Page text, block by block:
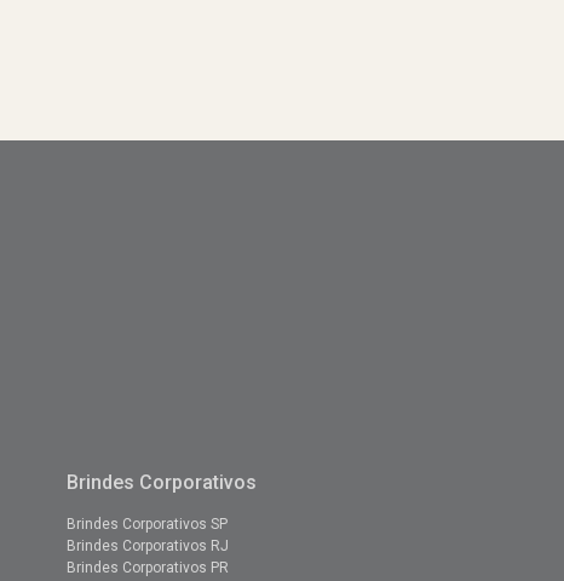
Brindes Corporativos
Brindes Corporativos SP
Brindes Corporativos RJ
Brindes Corporativos PR